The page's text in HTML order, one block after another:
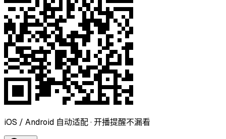
iOS / Android 自动适配 · 开播提醒不漏看